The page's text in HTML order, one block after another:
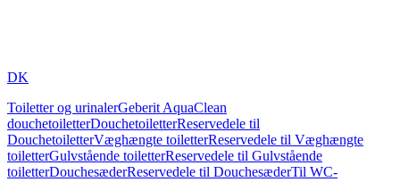
DK
Toiletter og urinalerGeberit AquaClean
douchetoiletterDouchetoiletterReservedele til
DouchetoiletterVæghængte toiletterReservedele til Væghængte
toiletterGulvstående toiletterReservedele til Gulvstående
toiletterDouchesæderReservedele til DouchesæderTil WC-